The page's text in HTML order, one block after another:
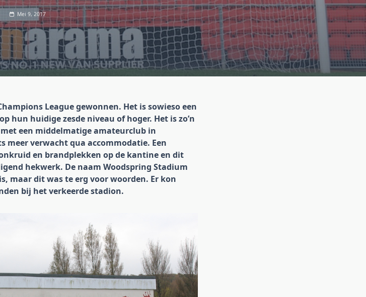
Mei 9, 2017
League gewonnen. Het is sowieso een
hun huidige zesde niveau of hoger. Het is zo’n
een middelmatige amateurclub in
meer verwacht qua accommodatie. Een
en brandplekken op de kantine en dit
hekwerk. De naam Woodspring Stadium
maar dit was te erg voor woorden. Er kon
bij het verkeerde stadion.